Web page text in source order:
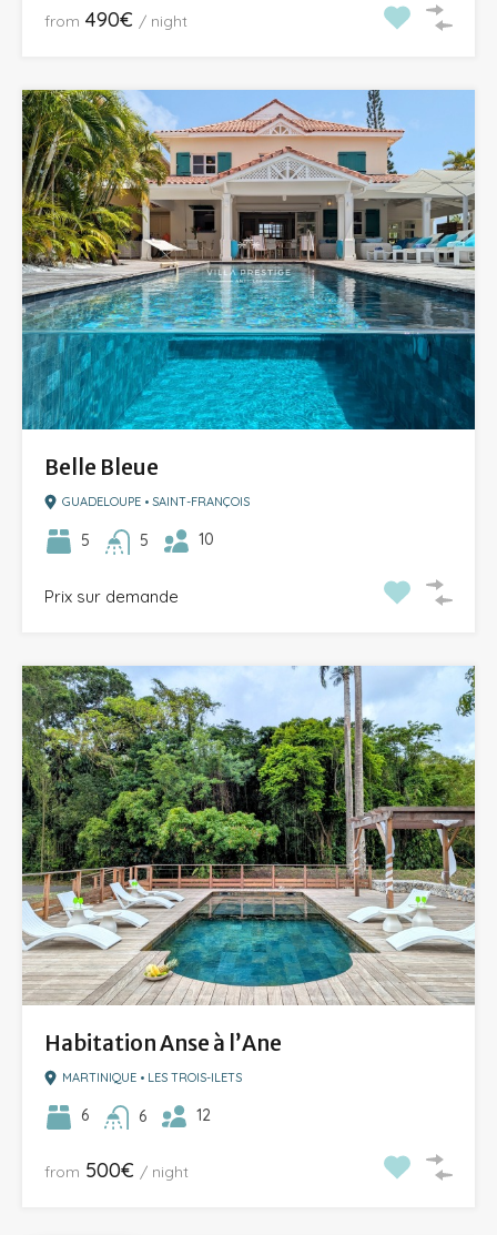
from 490€ / night
Belle Bleue
GUADELOUPE • SAINT-FRANÇOIS
5 5 10
Prix sur demande
Habitation Anse à l’Ane
MARTINIQUE • LES TROIS-ILETS
6 6 12
from 500€ / night